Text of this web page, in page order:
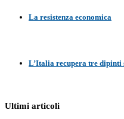
La resistenza economica
L’Italia recupera tre
Ultimi articoli